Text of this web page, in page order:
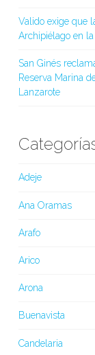
Valido exige que
Archipiélago en
San Ginés
Reserva Marina
Lanzarote
Adeje
Ana Oramas
Arafo
Arico
Arona
Buenavista
Candelaria